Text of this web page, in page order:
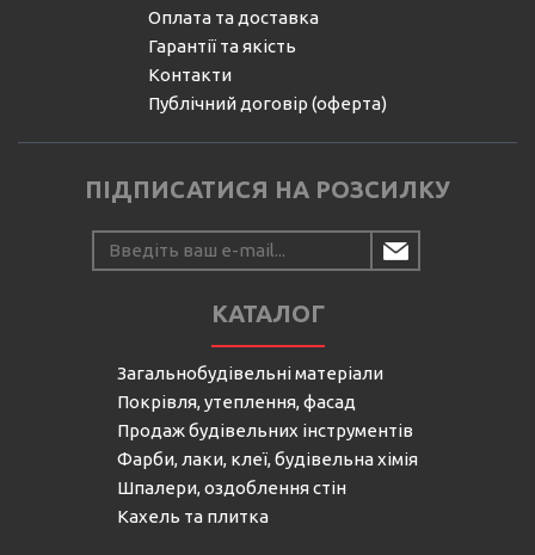
Оплата та доставка
Гарантії та якість
Контакти
Публічний договір (оферта)
ПІДПИСАТИСЯ НА РОЗСИЛКУ
КАТАЛОГ
Загальнобудівельні матеріали
Покрівля, утеплення, фасад
Продаж будівельних інструментів
Фарби, лаки, клеї, будівельна хімія
Шпалери, оздоблення стін
Кахель та плитка